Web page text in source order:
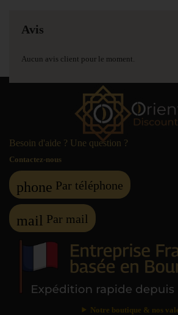
Avis
Aucun avis client pour le moment.
Besoin d'aide ? Une question ?
Contactez-nous
phone Par téléphone
mail Par mail
Notre boutique & nos